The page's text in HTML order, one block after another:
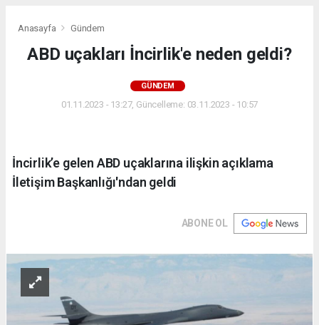
Anasayfa Gündem
ABD uçakları İncirlik'e neden geldi?
GÜNDEM
01.11.2023 - 13:27, Güncelleme: 03.11.2023 - 10:57
İncirlik’e gelen ABD uçaklarına ilişkin açıklama
İletişim Başkanlığı'ndan geldi
ABONE OL